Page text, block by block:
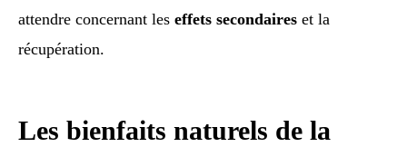
attendre concernant les effets secondaires et la
récupération.
Les bienfaits naturels de la